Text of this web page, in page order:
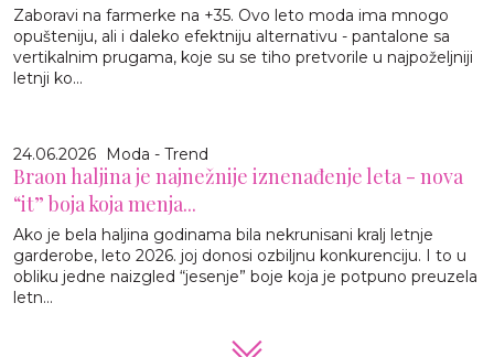
Zaboravi na farmerke na +35. Ovo leto moda ima mnogo
opušteniju, ali i daleko efektniju alternativu - pantalone sa
vertikalnim prugama, koje su se tiho pretvorile u najpoželjniji
letnji ko...
24.06.2026 Moda - Trend
Braon haljina je najnežnije iznenađenje leta - nova
“it” boja koja menja...
Ako je bela haljina godinama bila nekrunisani kralj letnje
garderobe, leto 2026. joj donosi ozbiljnu konkurenciju. I to u
obliku jedne naizgled “jesenje” boje koja je potpuno preuzela
letn...